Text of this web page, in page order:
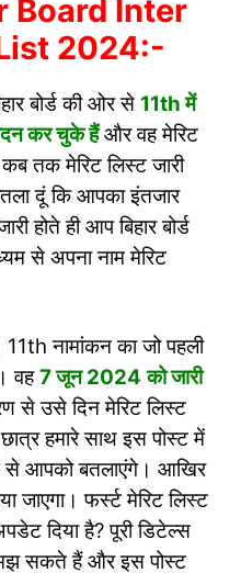
Board Inter
2024:-
बोर्ड की ओर से 11th में
कर चुके हैं और वह मेरिट
तक मेरिट लिस्ट जारी
दूं कि आपका इंतजार
होते ही आप बिहार बोर्ड
से अपना नाम मेरिट
11th नामांकन का जो पहली
वह7 जून 2024 को जारी
से उसे दिन मेरिट लिस्ट
हमारे साथ इस पोस्ट में
से आपको बतलाएंगे। आखिर
जाएगा। फर्स्ट मेरिट लिस्ट
अपडेट दिया है? पूरी डिटेल्स
सकते हैं और इस पोस्ट